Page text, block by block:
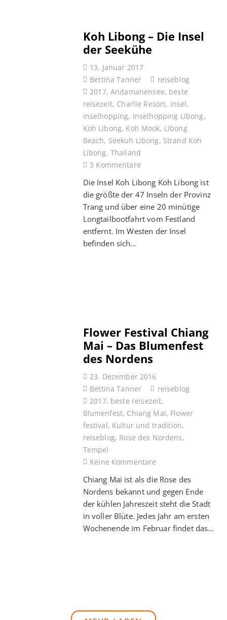
Koh Libong – Die Insel
der Seekühe
13. Januar 2017
Bettina Tanner
reiseblog
2017, Andamanensee, beste
reisezeit, Charlie Resort, Insel,
Inselhopping, Inselhopping Libong,
Koh Libong, Koh Mook, Libong
Beach, Seekuh Libong, Strand Koh
Libong, Thailand
3 Kommentare
Die Insel Koh Libong Koh Libong ist
die größte der 47 Inseln der Provinz
Trang und über eine 20 minütige
Longtailbootfahrt vom Festland
entfernt. Im Westen der Insel
befinden sich…
Flower Festival Chiang
Mai – Das Blumenfest
des Nordens
23. Dezember 2016
Bettina Tanner
reiseblog
2017, beste reisezeit,
Blumenfest, Chiang Mai, Flower
festival, Kultur und tradition,
reiseblog, Rose des Nordens,
Tempel
Keine Kommentare
Chiang Mai ist als die Rose des
Nordens bekannt und gegen Ende
der kühlen Jahreszeit steht die Stadt
in voller Blüte. Jedes Jahr am ersten
Wochenende im Februar findet das…